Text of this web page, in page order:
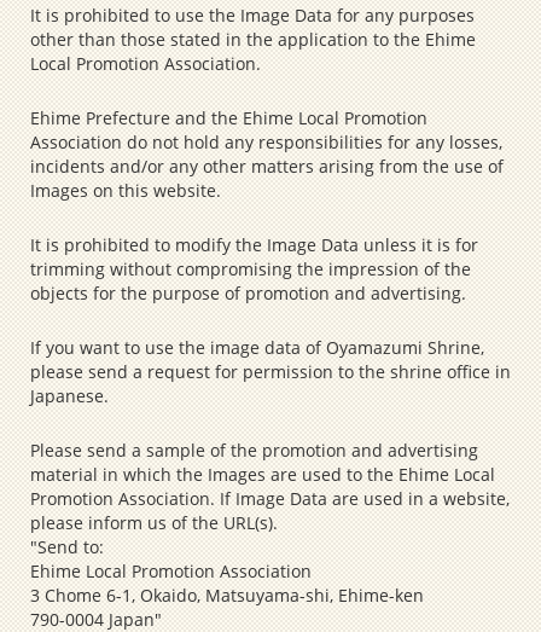
It is prohibited to use the Image Data for any purposes
other than those stated in the application to the Ehime
Local Promotion Association.
Ehime Prefecture and the Ehime Local Promotion
Association do not hold any responsibilities for any losses,
incidents and/or any other matters arising from the use of
Images on this website.
It is prohibited to modify the Image Data unless it is for
trimming without compromising the impression of the
objects for the purpose of promotion and advertising.
If you want to use the image data of Oyamazumi Shrine,
please send a request for permission to the shrine office in
Japanese.
Please send a sample of the promotion and advertising
material in which the Images are used to the Ehime Local
Promotion Association. If Image Data are used in a website,
please inform us of the URL(s).
"Send to:
Ehime Local Promotion Association
3 Chome 6-1, Okaido, Matsuyama-shi, Ehime-ken
790-0004 Japan"